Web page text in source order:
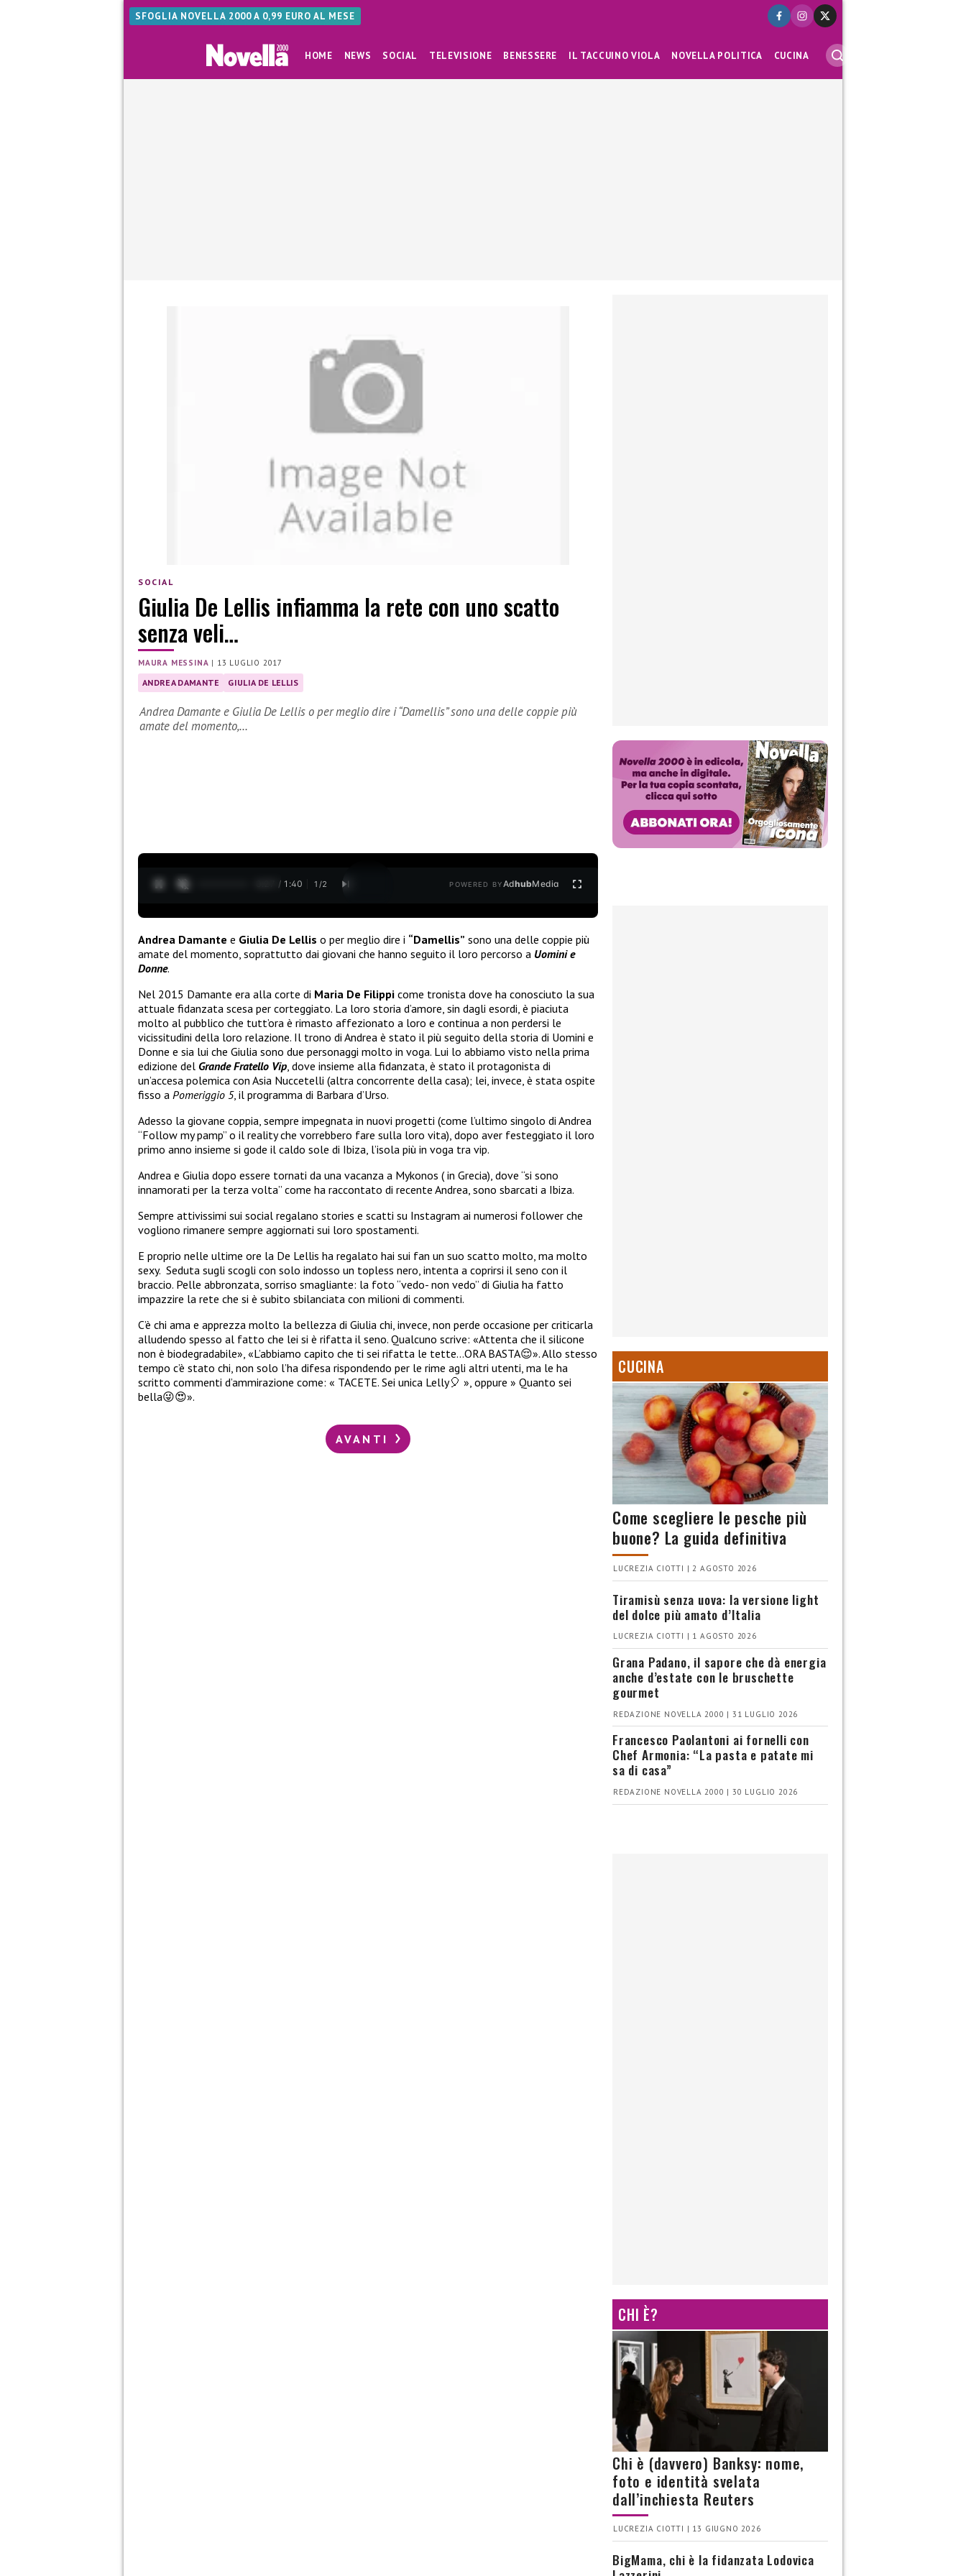
SFOGLIA NOVELLA 2000 A 0,99 EURO AL MESE
HOME NEWS SOCIAL TELEVISIONE BENESSERE IL TACCUINO VIOLA NOVELLA POLITICA CUCINA
SOCIAL
Giulia De Lellis infiamma la rete con uno scatto
senza veli…
MAURA MESSINA | 13 LUGLIO 2017
ANDREA DAMANTE GIULIA DE LELLIS
Andrea Damante e Giulia De Lellis o per meglio dire i “Damellis” sono una delle coppie più
amate del momento,…
0:27 / 1:40 1 /2 POWERED BYAdhubMedia
Andrea Damante e Giulia De Lellis o per meglio dire i “Damellis” sono una delle coppie più
amate del momento, soprattutto dai giovani che hanno seguito il loro percorso a Uomini e
Donne.
Nel 2015 Damante era alla corte di Maria De Filippi come tronista dove ha conosciuto la sua
attuale fidanzata scesa per corteggiato. La loro storia d’amore, sin dagli esordi, è piaciuta
molto al pubblico che tutt’ora è rimasto affezionato a loro e continua a non perdersi le
vicissitudini della loro relazione. Il trono di Andrea è stato il più seguito della storia di Uomini e
Donne e sia lui che Giulia sono due personaggi molto in voga. Lui lo abbiamo visto nella prima
edizione del Grande Fratello Vip , dove insieme alla fidanzata, è stato il protagonista di
un’accesa polemica con Asia Nuccetelli (altra concorrente della casa); lei, invece, è stata ospite
fisso a Pomeriggio 5, il programma di Barbara d’Urso.
Adesso la giovane coppia, sempre impegnata in nuovi progetti (come l’ultimo singolo di Andrea
“Follow my pamp” o il reality che vorrebbero fare sulla loro vita), dopo aver festeggiato il loro
primo anno insieme si gode il caldo sole di Ibiza, l’isola più in voga tra vip.
Andrea e Giulia dopo essere tornati da una vacanza a Mykonos ( in Grecia), dove “si sono
innamorati per la terza volta” come ha raccontato di recente Andrea, sono sbarcati a Ibiza.
Sempre attivissimi sui social regalano stories e scatti su Instagram ai numerosi follower che
vogliono rimanere sempre aggiornati sui loro spostamenti.
E proprio nelle ultime ore la De Lellis ha regalato hai sui fan un suo scatto molto, ma molto
sexy. Seduta sugli scogli con solo indosso un topless nero, intenta a coprirsi il seno con il
braccio. Pelle abbronzata, sorriso smagliante: la foto “vedo- non vedo” di Giulia ha fatto
impazzire la rete che si è subito sbilanciata con milioni di commenti.
C’è chi ama e apprezza molto la bellezza di Giulia chi, invece, non perde occasione per criticarla
alludendo spesso al fatto che lei si è rifatta il seno. Qualcuno scrive: «Attenta che il silicone
non è biodegradabile», «L’abbiamo capito che ti sei rifatta le tette…ORA BASTA😌». Allo stesso
tempo c’è stato chi, non solo l’ha difesa rispondendo per le rime agli altri utenti, ma le ha
scritto commenti d’ammirazione come: « TACETE. Sei unica Lelly🎈 », oppure » Quanto sei
bella😜😍».
AVANTI
CUCINA
Come scegliere le pesche più
buone? La guida definitiva
LUCREZIA CIOTTI | 2 AGOSTO 2026
Tiramisù senza uova: la versione light
del dolce più amato d’Italia
LUCREZIA CIOTTI | 1 AGOSTO 2026
Grana Padano, il sapore che dà energia
anche d’estate con le bruschette
gourmet
REDAZIONE NOVELLA 2000 | 31 LUGLIO 2026
Francesco Paolantoni ai fornelli con
Chef Armonia: “La pasta e patate mi
sa di casa”
REDAZIONE NOVELLA 2000 | 30 LUGLIO 2026
CHI È?
Chi è (davvero) Banksy: nome,
foto e identità svelata
dall’inchiesta Reuters
LUCREZIA CIOTTI | 13 GIUGNO 2026
BigMama, chi è la fidanzata Lodovica